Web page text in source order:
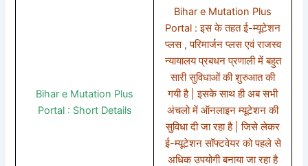
Bihar e Mutation Plus
Portal : Short Details
Bihar e Mutation Plus
Portal : इस के तहत ई-म्यूटेशन
प्लस , परिमार्जन प्लस एवं राजस्व
न्यायालय प्रबधन प्रणाली में बहुत
सारी सुविधाओं की शुरुआत की
गयी है | इसके साथ ही अब सभी
अंचलो में ऑनलाइन म्यूटेशन की
सुविधा दी जा रहा है | जिसे लेकर
ई-म्यूटेशन सॉफ्टवेयर को पहले से
अधिक उपयोगी बनाया जा रहा है